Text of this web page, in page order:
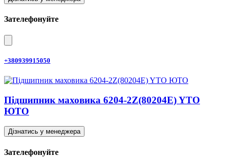
Зателефонуйте
+380939915050
Підшипник маховика 6204-2Z(80204E) YTO
ЮТО
Дізнатись у менеджера
Зателефонуйте